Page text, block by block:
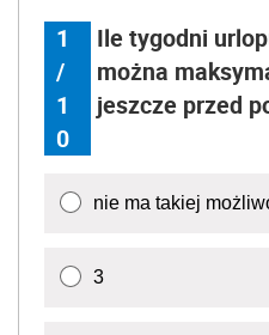
1
/
1
0
Ile tygodni
można
jeszcze przed
nie ma takiej
3